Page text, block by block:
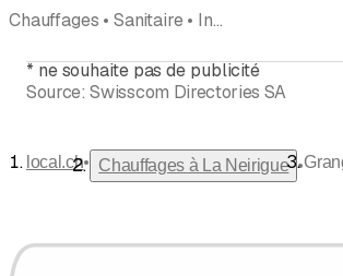
Chauffages • Sanitaire • Installations sanitaires • Pompes à chaleur • Dépannage • Détartrage du chauffe-eau
*ne souhaite pas de publicité
Source: Swisscom Directories SA
local.ch• Chauffages à La Neirigue •